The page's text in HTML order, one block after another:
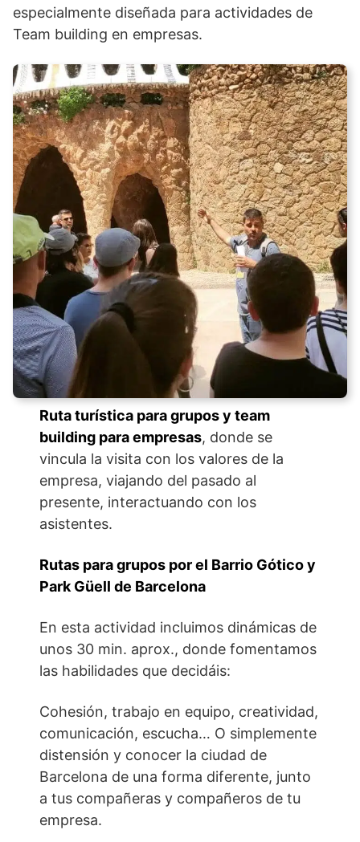
especialmente diseñada para actividades de
Team building en empresas.
Ruta turística para grupos y team
building para empresas, donde se
vincula la visita con los valores de la
empresa, viajando del pasado al
presente, interactuando con los
asistentes.
Rutas para grupos por el Barrio Gótico y
Park Güell de Barcelona
En esta actividad incluimos dinámicas de
unos 30 min. aprox., donde fomentamos
las habilidades que decidáis:
Cohesión, trabajo en equipo, creatividad,
comunicación, escucha… O simplemente
distensión y conocer la ciudad de
Barcelona de una forma diferente, junto
a tus compañeras y compañeros de tu
empresa.